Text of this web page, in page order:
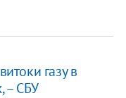
газу в
– СБУ